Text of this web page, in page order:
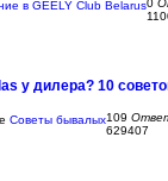
в GEELY Club Belarus
у дилера? 10
Советы бывалых109
629407